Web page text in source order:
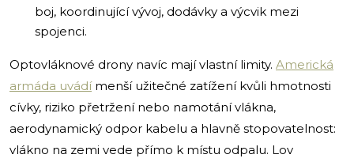
boj, koordinující vývoj, dodávky a výcvik mezi
spojenci.
Optovláknové drony navíc mají vlastní limity. Americká
armáda uvádímenší užitečné zatížení kvůli hmotnosti
cívky, riziko přetržení nebo namotání vlákna,
aerodynamický odpor kabelu a hlavně stopovatelnost:
vlákno na zemi vede přímo k místu odpalu. Lov